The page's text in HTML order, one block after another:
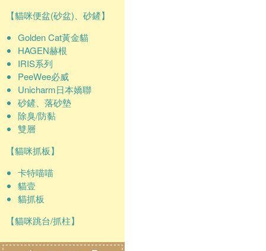
【貓咪便盆(砂盆)、砂鏟】
Golden Cat黃金貓
HAGEN赫根
IRIS系列
PeeWee必威
Unicharm日本嬌聯
砂鏟、落砂墊
除臭/防黏
雙層
【貓咪抓板】
卡特喵喵
貓壹
貓抓板
【貓咪跳台/抓柱】